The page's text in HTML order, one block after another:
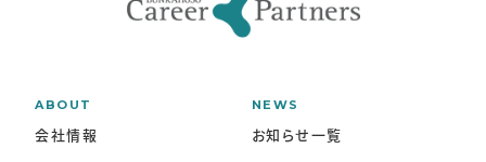
ABOUT
会社情報
NEWS
お知らせ一覧